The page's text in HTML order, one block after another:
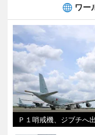
ワー
Ｐ１哨戒機、ジブチへ